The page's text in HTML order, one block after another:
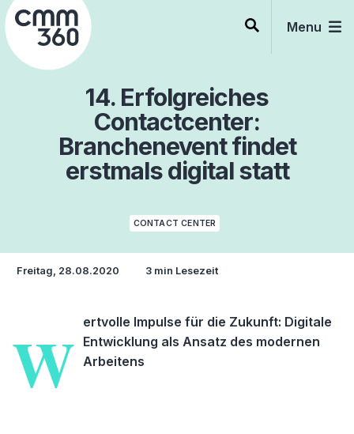
Skip
to
content
Menu
14. Erfolgreiches
Contactcenter:
Branchenevent findet
erstmals digital statt
CONTACT CENTER
Freitag, 28.08.2020 3 min Lesezeit
W ertvolle Impulse für die Zukunft: Digitale
Entwicklung als Ansatz des modernen
Arbeitens